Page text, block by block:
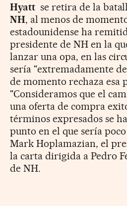
Hyatt se retira de la
NH, al menos de
estadounidense ha
presidente de NH en la
lanzar una opa, en las
sería "extremadamente
de momento rechaza esa
"Consideramos que el
una oferta de compra
términos expresados se
punto en el que sería
Mark Hoplamazian, el
la carta dirigida a Pedro
de NH.